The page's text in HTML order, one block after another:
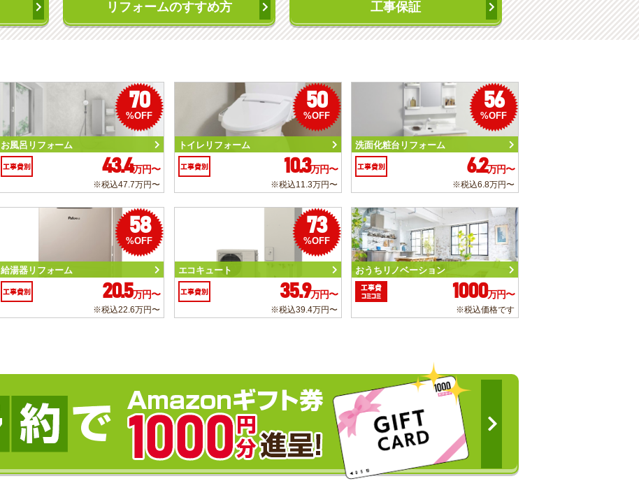
リフォームのすすめ方 工事保証
70
%OFF
お風呂リフォーム
工事費別 43.4万円〜
※税込47.7万円〜
50
%OFF
トイレリフォーム
工事費別 10.3万円〜
※税込11.3万円〜
56
%OFF
洗面化粧台リフォーム
工事費別 6.2万円〜
※税込6.8万円〜
58
%OFF
給湯器リフォーム
工事費別 20.5万円〜
※税込22.6万円〜
73
%OFF
エコキュート
工事費別 35.9万円〜
※税込39.4万円〜
おうちリノベーション
工事費
コミコミ
1000万円〜
※税込価格です